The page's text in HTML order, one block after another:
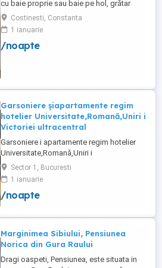
cu baie proprie sau baie pe hol, grătar
frigider curte,parcare proprie , prețuri
începând de la 150 lei pe noapte,telefon
Costinesti, Constanta
1 ianuarie
/noapte
Garsoniere șiapartamente regim
hotelier Universitate,Romană,Uniri i
Victoriei ultracentral
Garsoniere i apartamente regim hotelier
Universitate,Romană,Uniri i
Victoriei,renovate recent i utilate complet.
Preț: De la 120-200 lei pentru 3 ore Preț
garsoniere 120-200 lei pentru noapte Preț
apartamente 200-300 lei pentru noapte
Sector 1, Bucuresti
1 ianuarie
/noapte
Marginimea Sibiului, Pensiunea
Norica din Gura Raului
Dragi oaspeti, Pensiunea, este situata in